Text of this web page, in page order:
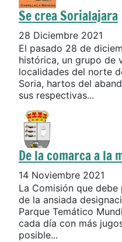
Se crea Sorialajara
28 Diciembre 2021
El pasado 28 de
histórica, un grupo de
localidades del norte
Soria, hartos del
sus respectivas...
De la comarca a la
14 Noviembre 2021
La Comisión que
de la ansiada
Parque Temático
cada día con más
posible...